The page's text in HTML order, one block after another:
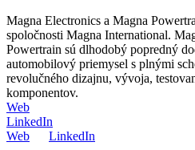
Magna Electronics a Magna
spoločnosti Magna International.
Powertrain sú dlhodobý popredný
automobilový priemysel s plnými
revolučného dizajnu, vývoja,
komponentov.
Web
LinkedIn
Web
LinkedIn